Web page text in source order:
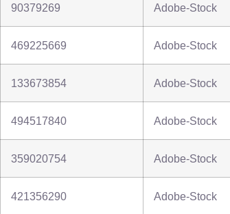
90379269 Adobe-Stock
469225669 Adobe-Stock
133673854 Adobe-Stock
494517840 Adobe-Stock
359020754 Adobe-Stock
421356290 Adobe-Stock